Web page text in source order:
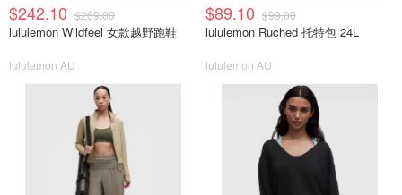
$242.10 $269.00
lululemon Wildfeel 女款越野跑鞋
lululemon AU
$89.10 $99.00
lululemon Ruched 托特包 24L
lululemon AU